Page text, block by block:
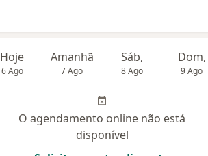
Hoje
6 Ago
Amanhã
7 Ago
Sáb,
8 Ago
Dom,
9 Ago
O agendamento online não está
disponível